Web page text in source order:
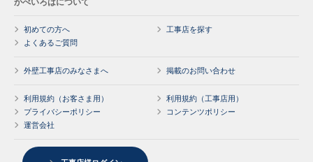
かべいろはについて
初めての方へ
工事店を探す
よくあるご質問
外壁工事店のみなさまへ 掲載のお問い合わせ
利用規約（お客さま用）
利用規約（工事店用）
プライバシーポリシー
コンテンツポリシー
運営会社